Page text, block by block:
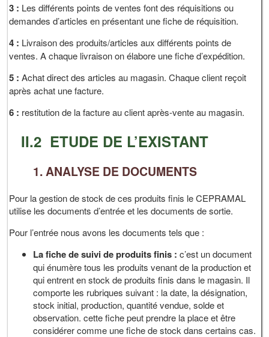
3 : Les différents points de ventes font des réquisitions ou
demandes d’articles en présentant une fiche de réquisition.
4 : Livraison des produits/articles aux différents points de
ventes. A chaque livraison on élabore une fiche d’expédition.
5 : Achat direct des articles au magasin. Chaque client reçoit
après achat une facture.
6 : restitution de la facture au client après-vente au magasin.
II.2 ETUDE DE L’EXISTANT
1. ANALYSE DE DOCUMENTS
Pour la gestion de stock de ces produits finis le CEPRAMAL
utilise les documents d’entrée et les documents de sortie.
Pour l’entrée nous avons les documents tels que :
La fiche de suivi de produits finis :c’est un document
qui énumère tous les produits venant de la production et
qui entrent en stock de produits finis dans le magasin. Il
comporte les rubriques suivant : la date, la désignation,
stock initial, production, quantité vendue, solde et
observation. cette fiche peut prendre la place et être
considérer comme une fiche de stock dans certains cas.